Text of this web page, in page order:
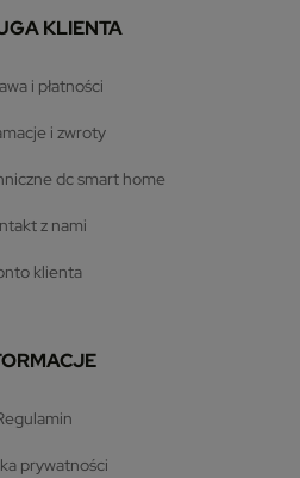
KLIENTA
i płatności
i zwroty
dc smart home
z nami
klienta
regulamin
prywatności